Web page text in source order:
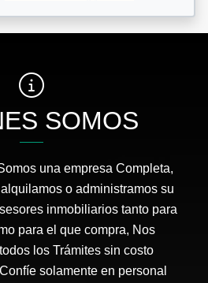
SOMOS
una empresa Completa,
o administramos su
inmobiliarios tanto para
para el que compra, Nos
los Trámites sin costo
solamente en personal